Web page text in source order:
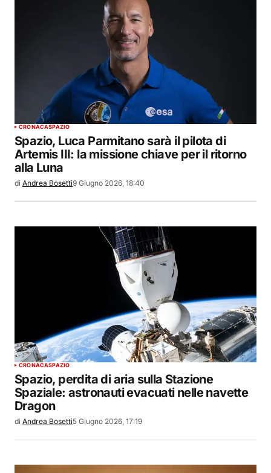
CRONACASPAZIO
Spazio, Luca Parmitano sarà il pilota di
Artemis III: la missione chiave per il ritorno
alla Luna
di Andrea Bosetti9 Giugno 2026, 18:40
CRONACASPAZIO
Spazio, perdita di aria sulla Stazione
Spaziale: astronauti evacuati nelle navette
Dragon
di Andrea Bosetti5 Giugno 2026, 17:19